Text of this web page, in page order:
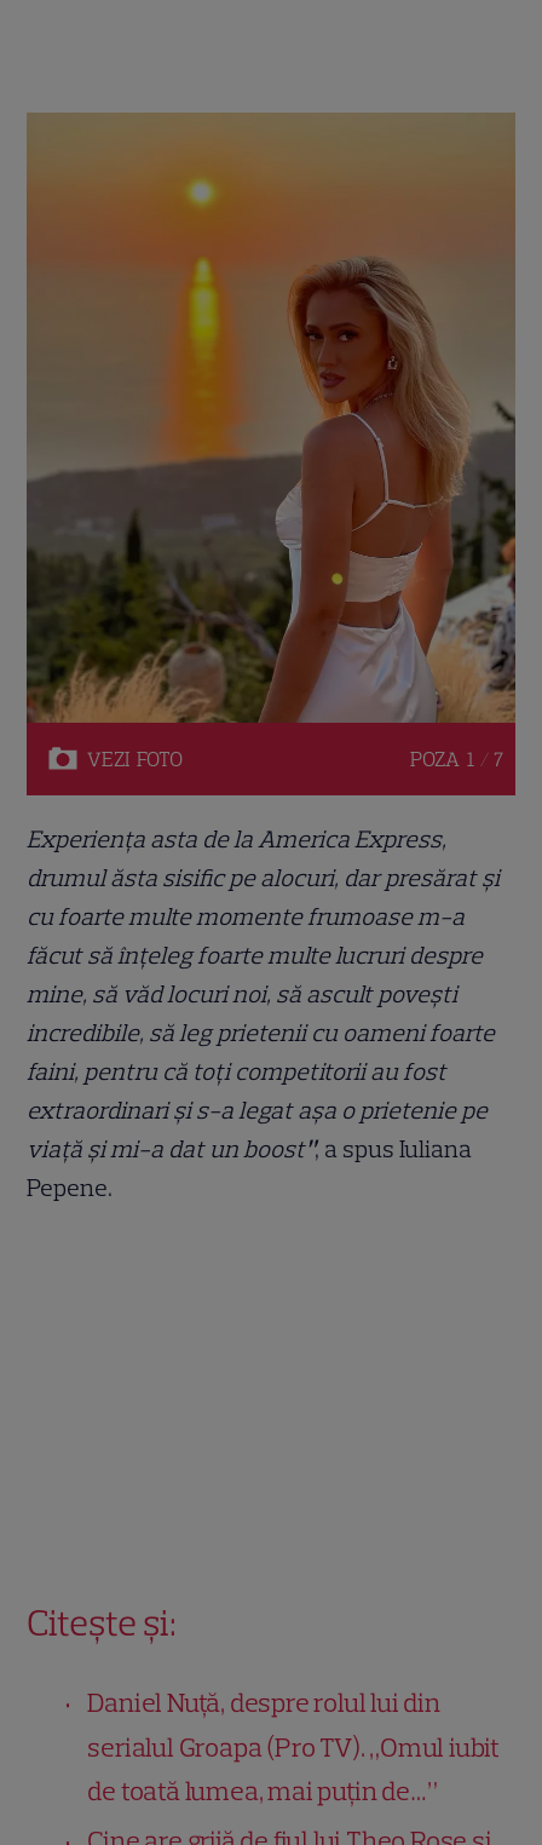
VEZI FOTO POZA 1 / 7
Experiența asta de la America Express,
drumul ăsta sisific pe alocuri, dar presărat și
cu foarte multe momente frumoase m-a
făcut să înțeleg foarte multe lucruri despre
mine, să văd locuri noi, să ascult povești
incredibile, să leg prietenii cu oameni foarte
faini, pentru că toți competitorii au fost
extraordinari și s-a legat așa o prietenie pe
viață și mi-a dat un boost”, a spus Iuliana
Pepene.
Citește și:
Daniel Nuță, despre rolul lui din
serialul Groapa (Pro TV). „Omul iubit
de toată lumea, mai puțin de…”